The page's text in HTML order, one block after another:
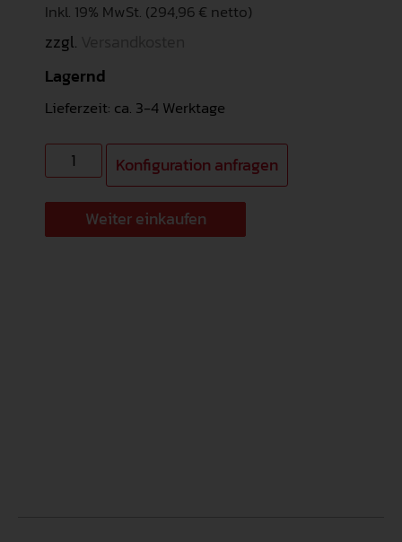
Inkl. 19% MwSt. (294,96 € netto)
zzgl.
Lagernd
Lieferzeit: ca. 3-4 Werktage
Konfiguration anfragen
Weiter einkaufen